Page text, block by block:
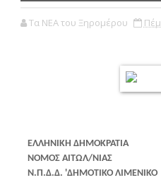
Τα ΝΕΑ του Ξηρομέρου
ΕΛΛΗΝΙΚΗ ΔΗΜΟΚΡΑΤΙΑ
ΝΟΜΟΣ ΑΙΤΩΛ/ΝΙΑΣ
Ν.Π.Δ.Δ. 'ΔΗΜΟΤΙΚΟ ΛΙΜΕΝΙΚΟ